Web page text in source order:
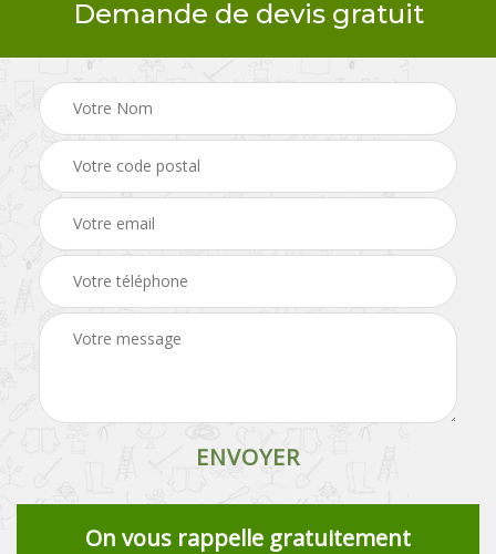
Demande de devis gratuit
On vous rappelle gratuitement